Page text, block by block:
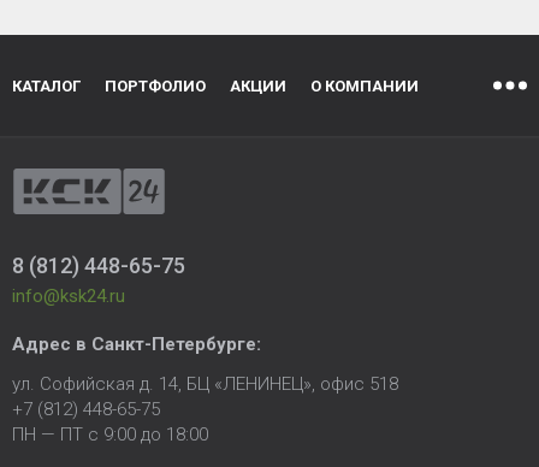
КАТАЛОГ ПОРТФОЛИО АКЦИИ О КОМПАНИИ
8 (812) 448-65-75
info@ksk24.ru
Адрес в Санкт-Петербурге:
ул. Софийская д. 14, БЦ «ЛЕНИНЕЦ», офис 518
+7 (812) 448-65-75
ПН — ПТ с 9:00 до 18:00